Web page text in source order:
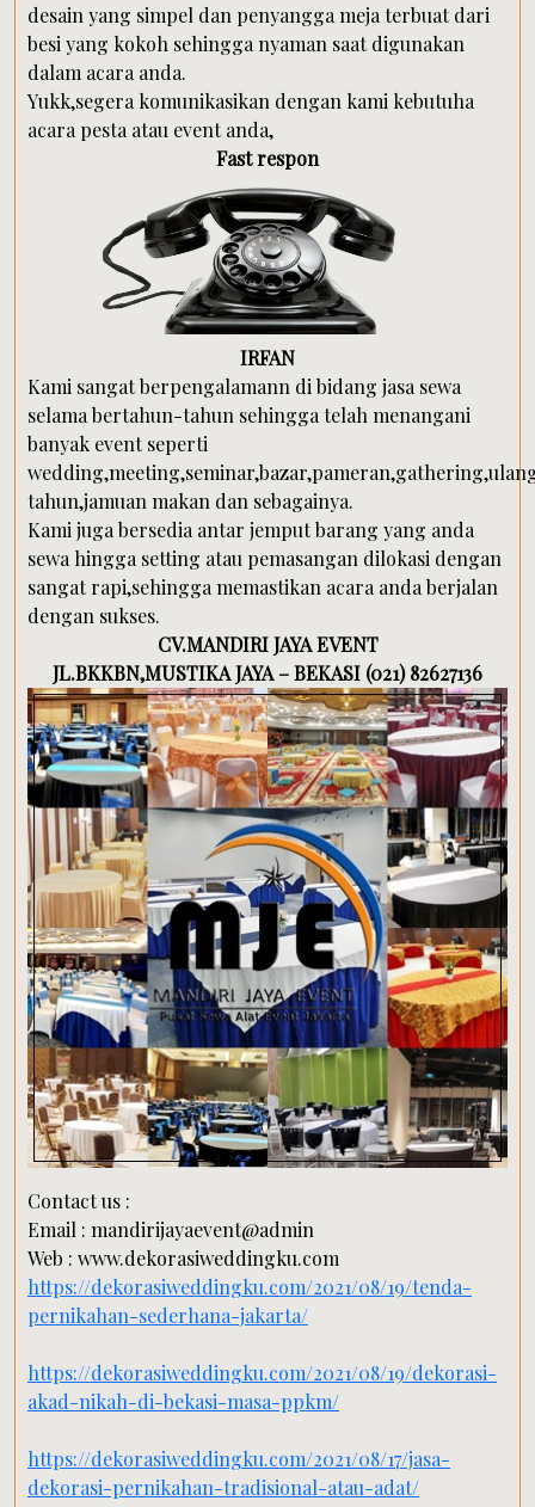
desain yang simpel dan penyangga meja terbuat dari
besi yang kokoh sehingga nyaman saat digunakan
dalam acara anda.
Yukk,segera komunikasikan dengan kami kebutuha
acara pesta atau event anda,
Fast respon
IRFAN
Kami sangat berpengalamann di bidang jasa sewa
selama bertahun-tahun sehingga telah menangani
banyak event seperti
tahun,jamuan makan dan sebagainya.
Kami juga bersedia antar jemput barang yang anda
sewa hingga setting atau pemasangan dilokasi dengan
sangat rapi,sehingga memastikan acara anda berjalan
dengan sukses.
CV.MANDIRI JAYA EVENT
JL.BKKBN,MUSTIKA JAYA – BEKASI (021) 82627136
Contact us :
Email : mandirijayaevent@admin
Web : www.dekorasiweddingku.com
https://dekorasiweddingku.com/2021/08/19/tenda-
pernikahan-sederhana-jakarta/
https://dekorasiweddingku.com/2021/08/19/dekorasi-
akad-nikah-di-bekasi-masa-ppkm/
https://dekorasiweddingku.com/2021/08/17/jasa-
dekorasi-pernikahan-tradisional-atau-adat/